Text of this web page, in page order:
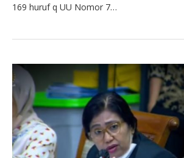
169 huruf q UU Nomor 7…